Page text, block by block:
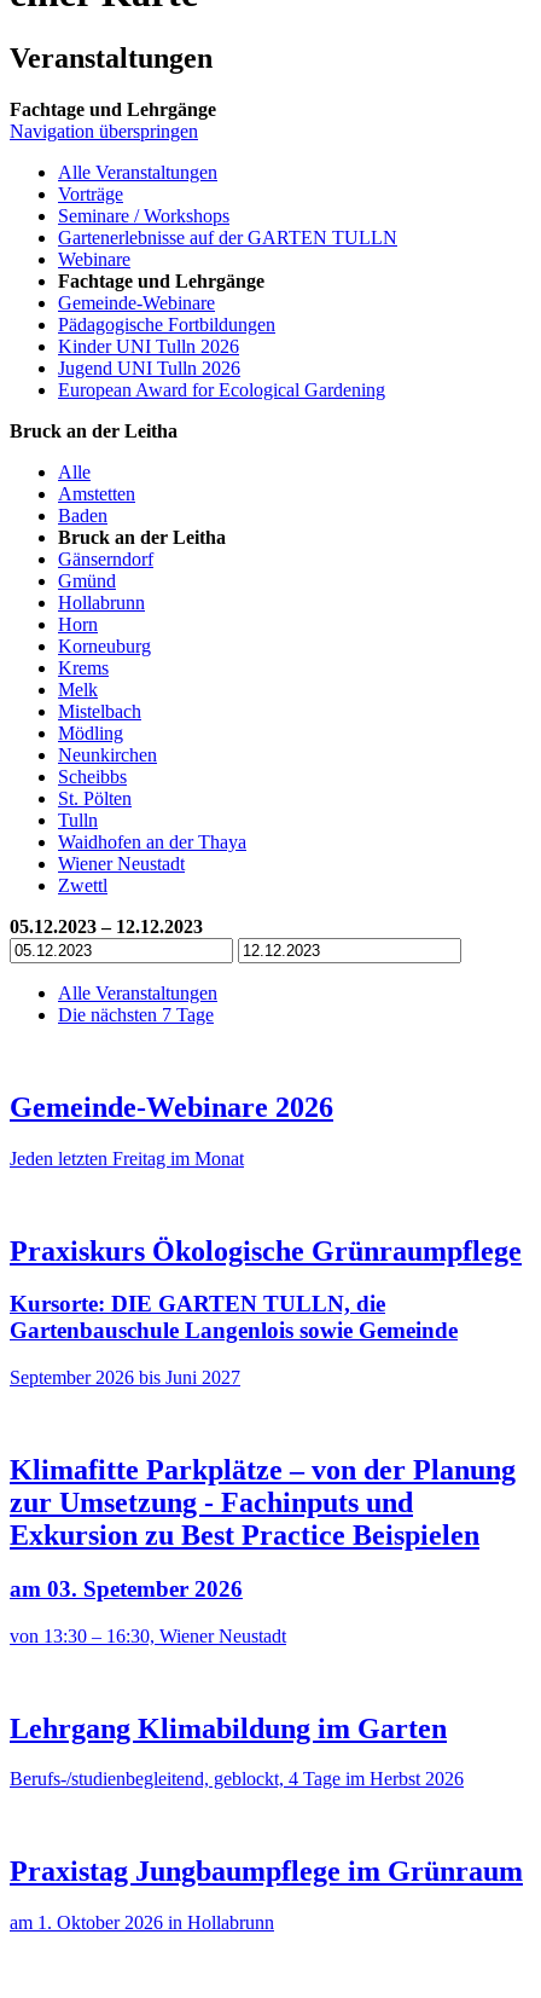
Veranstaltungen
Fachtage und Lehrgänge
Navigation überspringen
Alle Veranstaltungen
Vorträge
Seminare / Workshops
Gartenerlebnisse auf der GARTEN TULLN
Webinare
Fachtage und Lehrgänge
Gemeinde-Webinare
Pädagogische Fortbildungen
Kinder UNI Tulln 2026
Jugend UNI Tulln 2026
European Award for Ecological Gardening
Bruck an der Leitha
Alle
Amstetten
Baden
Bruck an der Leitha
Gänserndorf
Gmünd
Hollabrunn
Horn
Korneuburg
Krems
Melk
Mistelbach
Mödling
Neunkirchen
Scheibbs
St. Pölten
Tulln
Waidhofen an der Thaya
Wiener Neustadt
Zwettl
05.12.2023 – 12.12.2023
Alle Veranstaltungen
Die nächsten 7 Tage
Gemeinde-Webinare 2026
Jeden letzten Freitag im Monat
Praxiskurs Ökologische Grünraumpflege
Kursorte: DIE GARTEN TULLN, die
Gartenbauschule Langenlois sowie Gemeinde
September 2026 bis Juni 2027
Klimafitte Parkplätze – von der Planung
zur Umsetzung - Fachinputs und
Exkursion zu Best Practice Beispielen
am 03. Spetember 2026
von 13:30 – 16:30, Wiener Neustadt
Lehrgang Klimabildung im Garten
Berufs-/studienbegleitend, geblockt, 4 Tage im Herbst 2026
Praxistag Jungbaumpflege im Grünraum
am 1. Oktober 2026 in Hollabrunn